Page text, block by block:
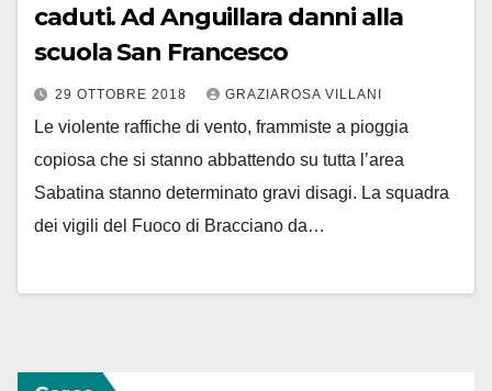
caduti. Ad Anguillara danni alla
scuola San Francesco
29 OTTOBRE 2018 GRAZIAROSA VILLANI
Le violente raffiche di vento, frammiste a pioggia
copiosa che si stanno abbattendo su tutta l’area
Sabatina stanno determinato gravi disagi. La squadra
dei vigili del Fuoco di Bracciano da…